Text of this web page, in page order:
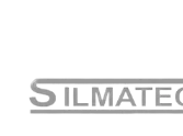
conteúdo